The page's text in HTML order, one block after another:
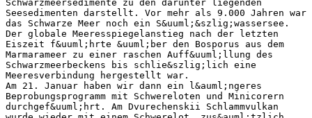
Schwarzmeersedimente zu den darunter liegenden
Seesedimenten darstellt. Vor mehr als 9.000 Jahren war
das Schwarze Meer noch ein S&uuml;&szlig;wassersee.
Der globale Meeresspiegelanstieg nach der letzten
Eiszeit f&uuml;hrte &uuml;ber den Bosporus aus dem
Marmarameer zu einer raschen Auff&uuml;llung des
Schwarzmeerbeckens bis schlie&szlig;lich eine
Meeresverbindung hergestellt war.
Am 21. Januar haben wir dann ein l&auml;ngeres
Beprobungsprogramm mit Schwereloten und Minicorern
durchgef&uuml;hrt. Am Dvurechenskii Schlammvulkan